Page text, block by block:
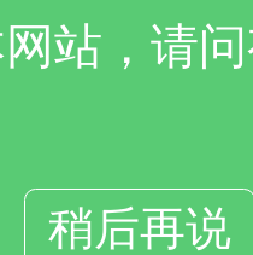
站，请
稍后再说